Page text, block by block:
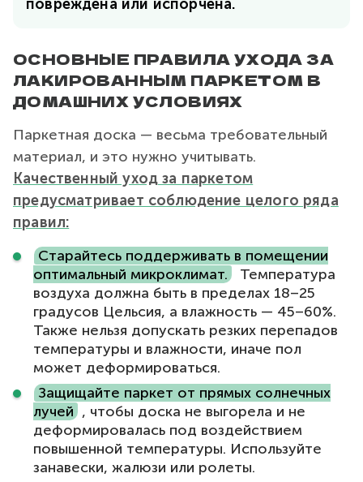
повреждена или испорчена.
ОСНОВНЫЕ ПРАВИЛА УХОДА ЗА
ЛАКИРОВАННЫМ ПАРКЕТОМ В
ДОМАШНИХ УСЛОВИЯХ
Паркетная доска — весьма требовательный
материал, и это нужно учитывать.
Качественный уход за паркетом
предусматривает соблюдение целого ряда
правил:
Старайтесь поддерживать в помещении
оптимальный микроклимат.
Температура
воздуха должна быть в пределах 18–25
градусов Цельсия, а влажность — 45–60%.
Также нельзя допускать резких перепадов
температуры и влажности, иначе пол
может деформироваться.
Защищайте паркет от прямых солнечных
лучей , чтобы доска не выгорела и не
деформировалась под воздействием
повышенной температуры. Используйте
занавески, жалюзи или ролеты.